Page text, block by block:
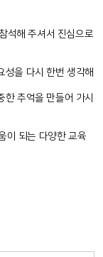
석해 주셔서 진심으로
성을 다시 한번 생각해
한 추억을 만들어 가시
이 되는 다양한 교육